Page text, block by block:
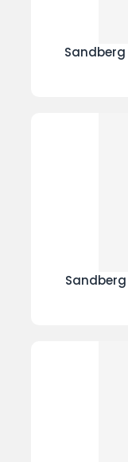
Sandberg